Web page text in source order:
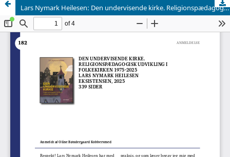
Lars Nymark Heilesen: Den undervisende kirke. Religionspædagogisk udvikling i folkekirken 1975-2025 (Eksistensen, 2025)